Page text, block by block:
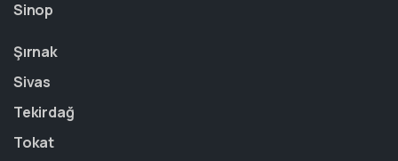
Sinop
Şırnak
Sivas
Tekirdağ
Tokat